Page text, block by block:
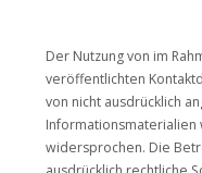
Der Nutzung von im
veröffentlichten
von nicht ausdrücklich
Informationsmaterialien
widersprochen. Die